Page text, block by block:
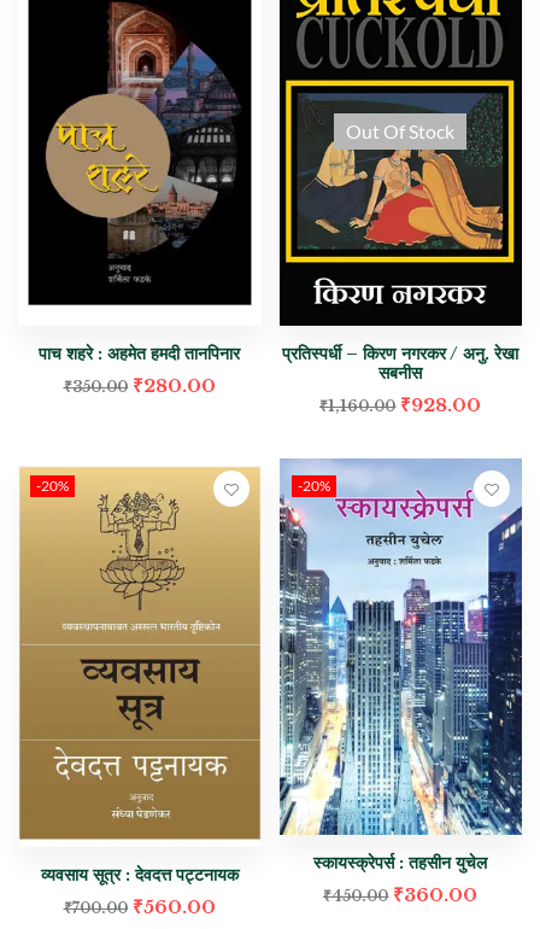
पाच शहरे : अहमेत हमदी तानपिनार
₹350.00 ₹280.00
Out Of Stock
प्रतिस्पर्धी – किरण नगरकर / अनु. रेखा
सबनीस
₹1,160.00 ₹928.00
-20%
व्यवसाय सूत्र : देवदत्त पट्टनायक
₹700.00 ₹560.00
-20%
स्कायस्क्रेपर्स : तहसीन युचेल
₹450.00 ₹360.00